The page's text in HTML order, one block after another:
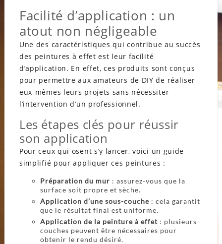
Facilité d’application : un
atout non négligeable
Une des caractéristiques qui contribue au succès
des peintures à effet est leur facilité
d’application. En effet, ces produits sont conçus
pour permettre aux amateurs de DIY de réaliser
eux-mêmes leurs projets sans nécessiter
l’intervention d’un professionnel.
Les étapes clés pour réussir
son application
Pour ceux qui osent s’y lancer, voici un guide
simplifié pour appliquer ces peintures :
Préparation du mur : assurez-vous que la
surface soit propre et sèche.
Application d’une sous-couche: cela garantit
que le résultat final est uniforme.
Application de la peinture à effet: plusieurs
couches peuvent être nécessaires pour
obtenir le rendu désiré.